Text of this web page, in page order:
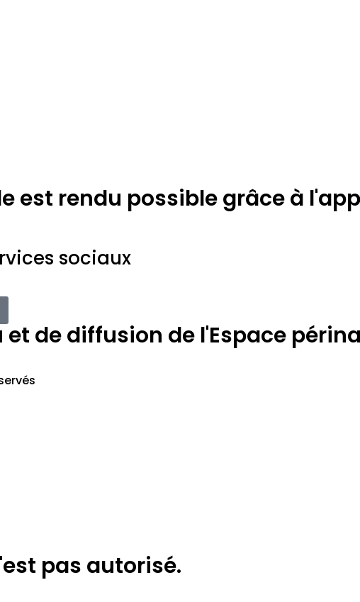
est rendu possible grâce à
sociaux
de diffusion de l'Espace
pas autorisé.